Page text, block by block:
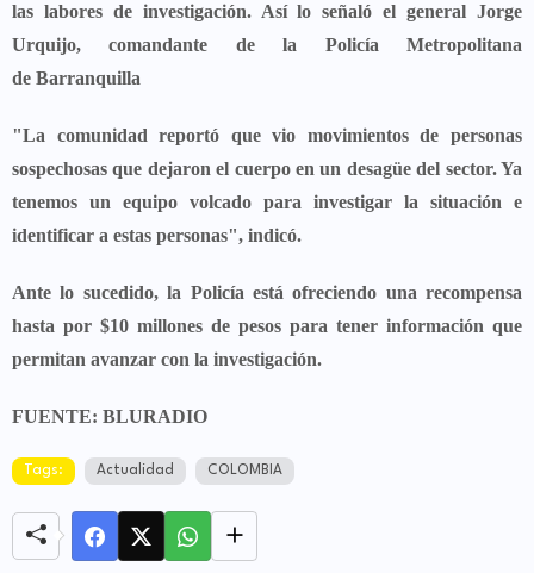
las labores de investigación. Así lo señaló el general Jorge
Urquijo,comandante de la Policía Metropolitana
de Barranquilla
"La comunidad reportó que vio movimientos de personas
sospechosas que dejaron el cuerpo en un desagüe del sector. Ya
tenemos un equipo volcado para investigar la situación e
identificar a estas personas", indicó.
Ante lo sucedido,la Policía está ofreciendo una recompensa
hasta por $10 millones de pesos para tener información que
permitan avanzar con la investigación.
FUENTE: BLURADIO
Tags: Actualidad COLOMBIA